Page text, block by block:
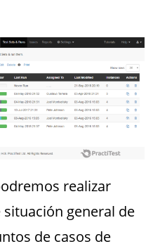
realizar
general de
de casos de